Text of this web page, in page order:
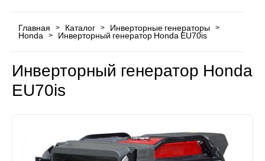
Главная > Каталог > Инверторные генераторы >
Honda > Инверторный генератор Honda EU70is
Инверторный генератор Honda
EU70is